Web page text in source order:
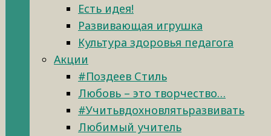
Есть идея!
Развивающая игрушка
Культура здоровья педагога
Акции
#Поздеев Стиль
Любовь – это творчество…
#Учитьвдохновлятьразвивать
Любимый учитель